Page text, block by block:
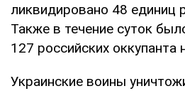
ликвидировано 48 единиц
Также в течение суток
127 российских оккупанта
Украинские воины